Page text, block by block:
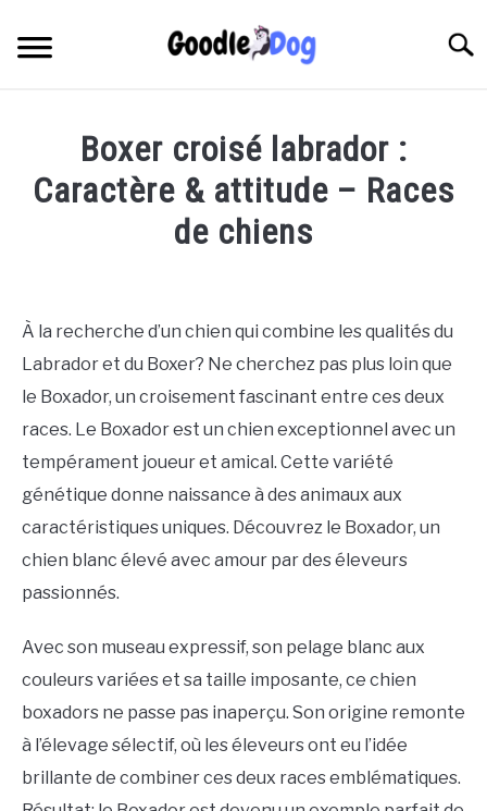
content
Boxer croisé labrador :
Caractère & attitude – Races
de chiens
Thamira
in
race,Uncategorized
À la recherche d’un chien qui combine les qualités du
Labrador et du Boxer? Ne cherchez pas plus loin que
le Boxador, un croisement fascinant entre ces deux
races. Le Boxador est un chien exceptionnel avec un
tempérament joueur et amical. Cette variété
génétique donne naissance à des animaux aux
caractéristiques uniques. Découvrez le Boxador, un
chien blanc élevé avec amour par des éleveurs
passionnés.
Avec son museau expressif, son pelage blanc aux
couleurs variées et sa taille imposante, ce chien
boxadors ne passe pas inaperçu. Son origine remonte
à l’élevage sélectif, où les éleveurs ont eu l’idée
brillante de combiner ces deux races emblématiques.